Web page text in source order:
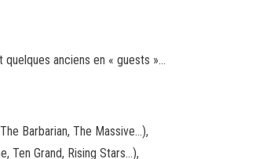
quelques anciens en « guests »…
Barbarian, The Massive…),
Ten Grand, Rising Stars…),